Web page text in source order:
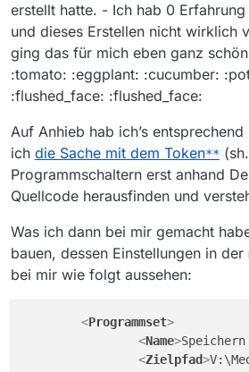
erstellt hatte. - Ich hab 0
und dieses Erstellen nicht wirklich
ging das für mich eben ganz
:tomato: :eggplant: :cucumber:
:flushed_face: :flushed_face:
Auf Anhieb hab ich’s
ich die Sache mit dem Token**
Programmschaltern erst anhand
Quellcode herausfinden und
Was ich dann bei mir gemacht
bauen, dessen Einstellungen in der
bei mir wie folgt aussehen:
<Programmset>
<Name>
<Zielpfad>